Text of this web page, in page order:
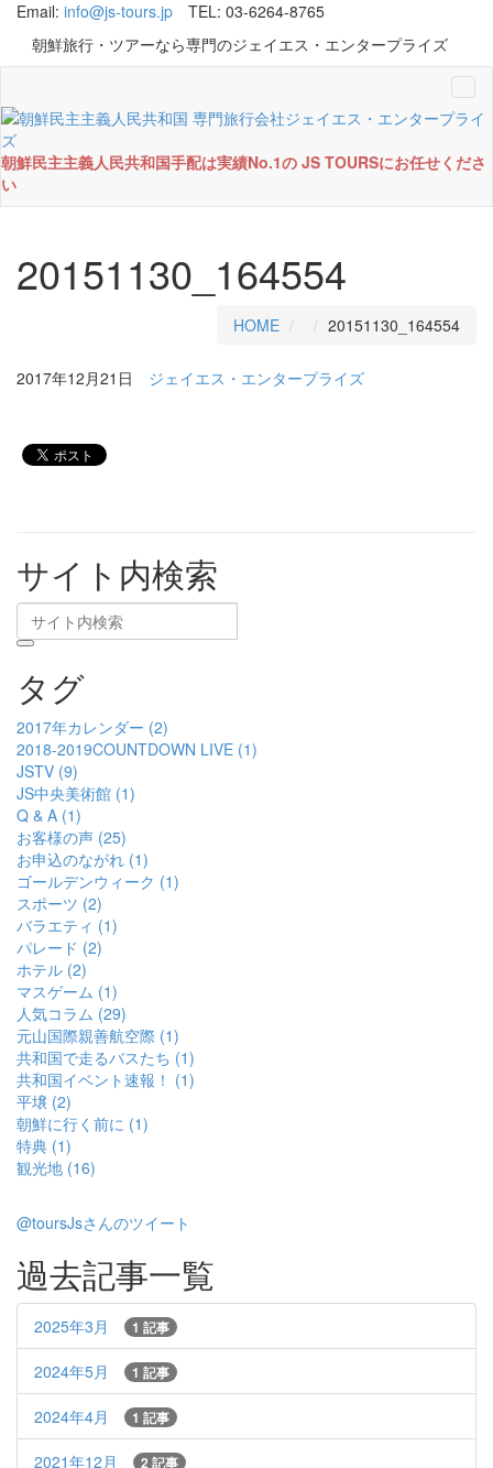
Email: info@js-tours.jp
TEL: 03-6264-8765
朝鮮旅行・ツアーなら専門のジェイエス・エンタープライズ
朝鮮民主主義人民共和国手配は実績No.1の JS TOURSにお任せくださ
い
20151130_164554
HOME 20151130_164554
2017年12月21日 ジェイエス・エンタープライズ
サイト内検索
タグ
2017年カレンダー (2)
2018-2019COUNTDOWN LIVE (1)
JSTV (9)
JS中央美術館 (1)
Q & A (1)
お客様の声 (25)
お申込のながれ (1)
ゴールデンウィーク (1)
スポーツ (2)
バラエティ (1)
パレード (2)
ホテル (2)
マスゲーム (1)
人気コラム (29)
元山国際親善航空際 (1)
共和国で走るバスたち (1)
共和国イベント速報！ (1)
平壌 (2)
朝鮮に行く前に (1)
特典 (1)
観光地 (16)
@toursJsさんのツイート
過去記事一覧
2025年3月 1 記事
2024年5月 1 記事
2024年4月 1 記事
2021年12月 2 記事